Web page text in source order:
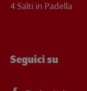
4 Salti in Padella
Seguici su